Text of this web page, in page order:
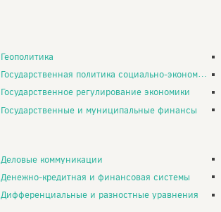
Геополитика
Государственная политика социально-экономического развития России
Государственное регулирование экономики
Государственные и муниципальные финансы
Деловые коммуникации
Денежно-кредитная и финансовая системы
Дифференциальные и разностные уравнения